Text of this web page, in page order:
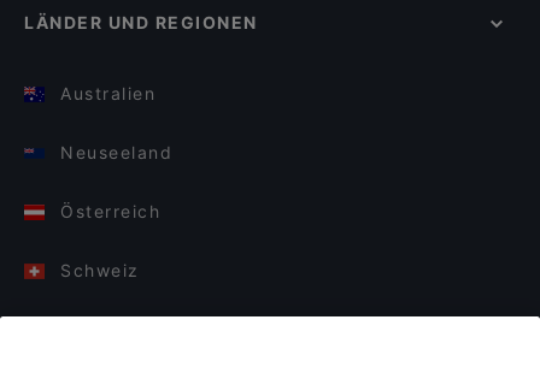
LÄNDER UND REGIONEN
Australien
Neuseeland
Österreich
Schweiz